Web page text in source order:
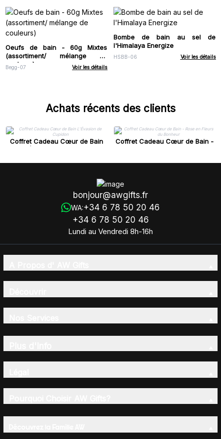
Oeufs de bain - 60g Mixtes
(assortiment/ mélange de
couleurs)
Begg-07 Voir les détails
Bombe de bain au sel de
l'Himalaya Energize
HSBB-06 Voir les détails
Achats récents des clients
Coffret Cadeau Cœur de Bain
Coffret Cadeau Cœur de Bain -
bonjour@awgifts.fr
WA:+34 6 78 50 20 46
+34 6 78 50 20 46
Lundi au Vendredi 8h-16h